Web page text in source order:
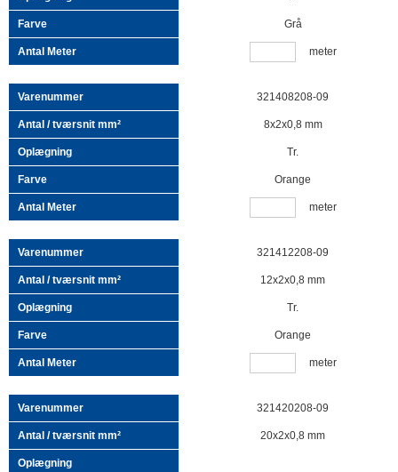
Grå
meter
321408208-09
8x2x0,8 mm
Tr.
Orange
meter
321412208-09
12x2x0,8 mm
Tr.
Orange
meter
321420208-09
20x2x0,8 mm